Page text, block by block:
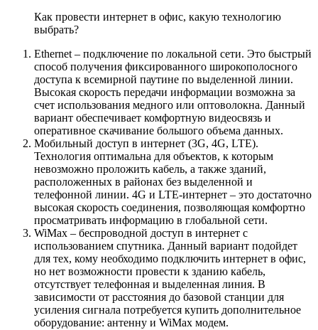
Как провести интернет в офис, какую технологию
выбрать?
Ethernet – подключение по локальной сети. Это быстрый
способ получения фиксированного широкополосного
доступа к всемирной паутине по выделенной линии.
Высокая скорость передачи информации возможна за
счет использования медного или оптоволокна. Данный
вариант обеспечивает комфортную видеосвязь и
оперативное скачивание большого объема данных.
Мобильный доступ в интернет (3G, 4G, LTE).
Технология оптимальна для объектов, к которым
невозможно проложить кабель, а также зданий,
расположенных в районах без выделенной и
телефонной линии. 4G и LTE-интернет – это достаточно
высокая скорость соединения, позволяющая комфортно
просматривать информацию в глобальной сети.
WiMax – беспроводной доступ в интернет с
использованием спутника. Данный вариант подойдет
для тех, кому необходимо подключить интернет в офис,
но нет возможности провести к зданию кабель,
отсутствует телефонная и выделенная линия. В
зависимости от расстояния до базовой станции для
усиления сигнала потребуется купить дополнительное
оборудование: антенну и WiMax модем.